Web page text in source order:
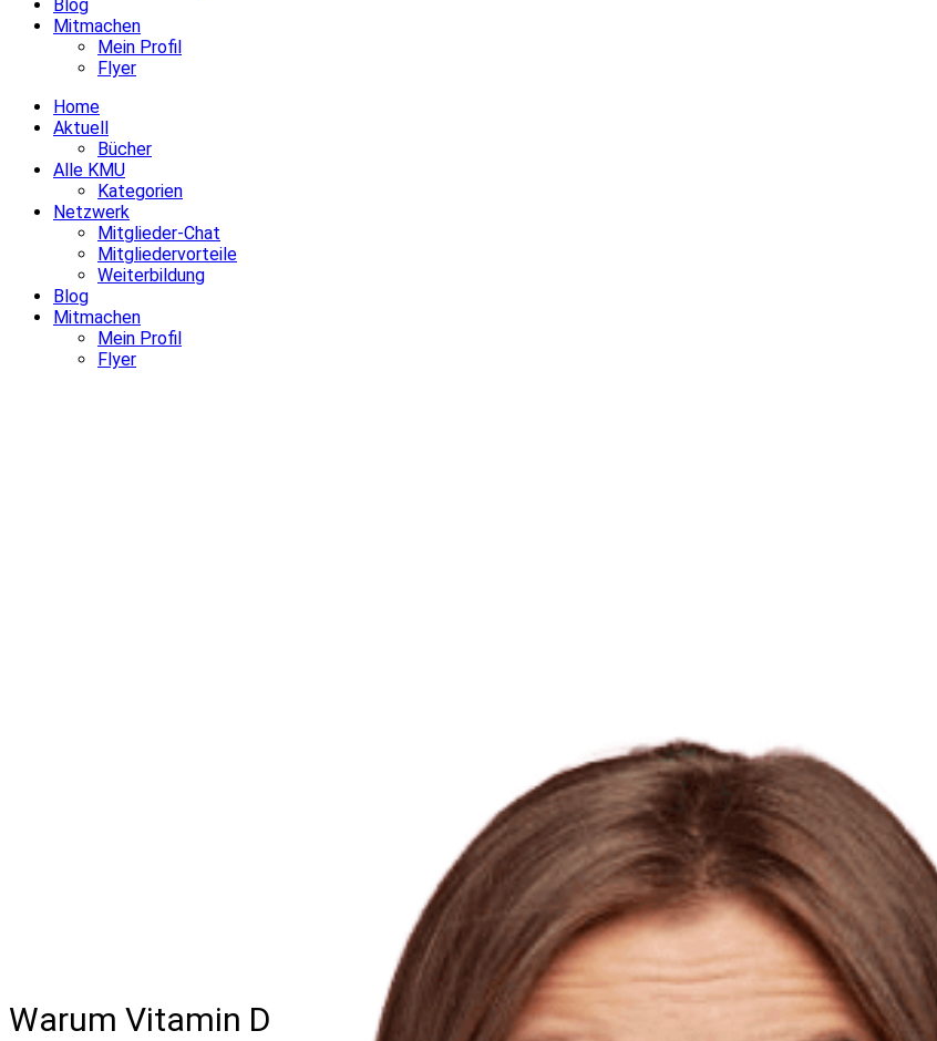
Blog
Mitmachen
Mein Profil
Flyer
Home
Aktuell
Bücher
Alle KMU
Kategorien
Netzwerk
Mitglieder-Chat
Mitgliedervorteile
Weiterbildung
Blog
Mitmachen
Mein Profil
Flyer
Warum Vitamin D